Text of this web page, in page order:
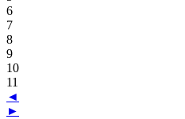
6
7
8
9
10
11
◄
►